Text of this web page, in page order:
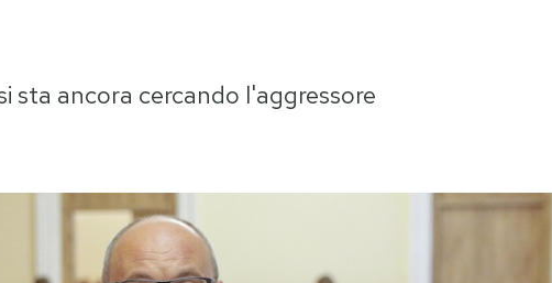
sta ancora cercando l'aggressore